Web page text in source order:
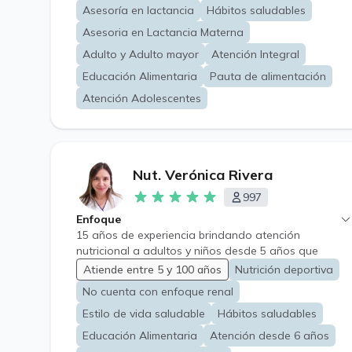
cambio de hábitos de alimentación, personalizado,
de acuerdo a cada tipo de paciente y patologias
asociadas, gustos y tiempo.
Asesoría en lactancia
Hábitos saludables
Asesoria en Lactancia Materna
Adulto y Adulto mayor
Atención Integral
Educación Alimentaria
Pauta de alimentación
Atención Adolescentes
Nut. Verónica Rivera
997
Enfoque
15 años de experiencia brindando atención
nutricional a adultos y niños desde 5 años que
desean mejorar su salud y bienestar a través de una
alimentación equilibrada y sostenible. Trabajo con
personas que presentan o buscan prevenir distintas
condiciones, tales como: • Sobrepeso y obesidad •
Vegetarianos y veganos • Diabetes e
insulinoresistencia • Hipertensión arterial • Colesterol
Atiende entre 5 y 100 años
Nutrición deportiva
No cuenta con enfoque renal
Estilo de vida saludable
Hábitos saludables
Educación Alimentaria
Atención desde 6 años